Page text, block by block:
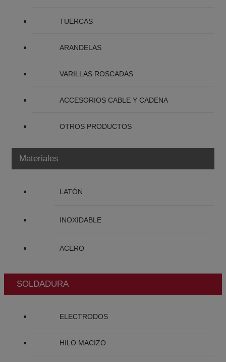
TUERCAS
ARANDELAS
VARILLAS ROSCADAS
ACCESORIOS CABLE Y CADENA
OTROS PRODUCTOS
Materiales
LATÓN
INOXIDABLE
ACERO
SOLDADURA
ELECTRODOS
HILO MACIZO